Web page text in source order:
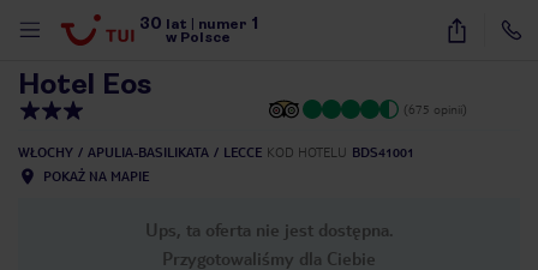
30 lat numer 1
w Polsce
21
Hotel Eos
(675 opinii)
WŁOCHY APULIA-BASILIKATA LECCE KOD HOTELU BDS41001
POKAŻ NA MAPIE
Ups, ta oferta nie jest dostępna.
Przygotowaliśmy dla Ciebie